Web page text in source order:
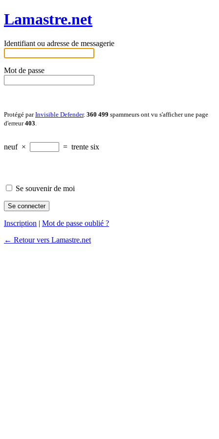
Lamastre.net
Identifiant ou adresse de messagerie
Mot de passe
Protégé parInvisible Defender. 360 499 spammeurs ont vu s'afficher une page
d'erreur403
neuf × = trente six
Se souvenir de moi
Inscription | Mot de passe oublié ?
← Retour vers Lamastre.net